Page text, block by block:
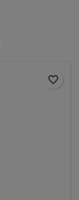
favorite_border